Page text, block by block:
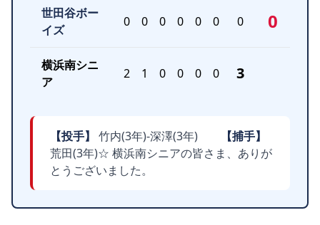
世田谷ボー
イズ
0 0 0 0 0 0 0 0
横浜南シニ
ア
2 1 0 0 0 0 3
【投手】 竹内(3年)-深澤(3年)
【捕手】
荒田(3年)☆ 横浜南シニアの皆さま、ありが
とうございました。